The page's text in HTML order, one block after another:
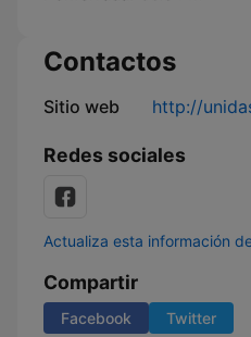
Contactos
Sitio web http://
Redes sociales
Actualiza esta información
Compartir
Facebook Twitter